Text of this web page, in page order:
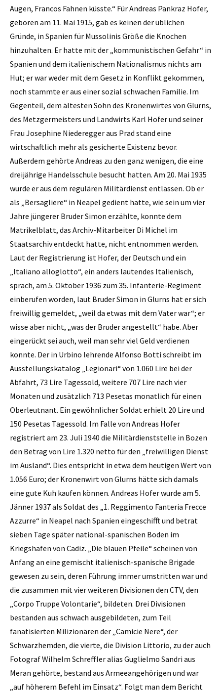
Augen, Francos Fahnen küsste.“ Für Andreas Pankraz Hofer,
geboren am 11. Mai 1915, gab es keinen der üblichen
Gründe, in Spanien für Mussolinis Größe die Knochen
hinzuhalten. Er hatte mit der „kommunistischen Gefahr“ in
Spanien und dem italienischem Nationalismus nichts am
Hut; er war weder mit dem Gesetz in Konflikt gekommen,
noch stammte er aus einer sozial schwachen Familie. Im
Gegenteil, dem ältesten Sohn des Kronenwirtes von Glurns,
des Metzgermeisters und Landwirts Karl Hofer und seiner
Frau Josephine Niederegger aus Prad stand eine
wirtschaftlich mehr als gesicherte Existenz bevor.
Außerdem gehörte Andreas zu den ganz wenigen, die eine
dreijährige Handelsschule besucht hatten. Am 20. Mai 1935
wurde er aus dem regulären Militärdienst entlassen. Ob er
als „Bersagliere“ in Neapel gedient hatte, wie sein um vier
Jahre jüngerer Bruder Simon erzählte, konnte dem
Matrikelblatt, das Archiv-Mitarbeiter Di Michel im
Staatsarchiv entdeckt hatte, nicht entnommen werden.
Laut der Registrierung ist Hofer, der Deutsch und ein
„Italiano alloglotto“, ein anders lautendes Italienisch,
sprach, am 5. Oktober 1936 zum 35. Infanterie-Regiment
einberufen worden, laut Bruder Simon in Glurns hat er sich
freiwillig gemeldet, „weil da etwas mit dem Vater war“; er
wisse aber nicht, „was der Bruder angestellt“ habe. Aber
eingerückt sei auch, weil man sehr viel Geld verdienen
konnte. Der in Urbino lehrende Alfonso Botti schreibt im
Ausstellungskatalog „Legionari“ von 1.060 Lire bei der
Abfahrt, 73 Lire Tagessold, weitere 707 Lire nach vier
Monaten und zusätzlich 713 Pesetas monatlich für einen
Oberleutnant. Ein gewöhnlicher Soldat erhielt 20 Lire und
150 Pesetas Tagessold. Im Falle von Andreas Hofer
registriert am 23. Juli 1940 die Militärdienststelle in Bozen
den Betrag von Lire 1.320 netto für den „freiwilligen Dienst
im Ausland“. Dies entspricht in etwa dem heutigen Wert von
1.056 Euro; der Kronenwirt von Glurns hätte sich damals
eine gute Kuh kaufen können. Andreas Hofer wurde am 5.
Jänner 1937 als Soldat des „1. Reggimento Fanteria Frecce
Azzurre“ in Neapel nach Spanien eingeschifft und betrat
sieben Tage später national-spanischen Boden im
Kriegshafen von Cadiz. „Die blauen Pfeile“ scheinen von
Anfang an eine gemischt italienisch-spanische Brigade
gewesen zu sein, deren Führung immer umstritten war und
die zusammen mit vier weiteren Divisionen den CTV, den
„Corpo Truppe Volontarie“, bildeten. Drei Divisionen
bestanden aus schwach ausgebildeten, zum Teil
fanatisierten Milizionären der „Camicie Nere“, der
Schwarzhemden, die vierte, die Division Littorio, zu der auch
Fotograf Wilhelm Schreffler alias Guglielmo Sandri aus
Meran gehörte, bestand aus Armeeangehörigen und war
„auf höherem Befehl im Einsatz“. Folgt man dem Bericht